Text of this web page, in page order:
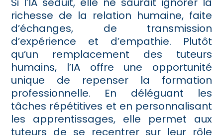
richesse de la relation humaine, faite
d’échanges, de transmission
d’expérience et d’empathie. Plutôt
qu’un remplacement des tuteurs
humains, l’IA offre une opportunité
unique de repenser la formation
professionnelle. En déléguant les
tâches répétitives et en personnalisant
les apprentissages, elle permet aux
tuteurs de se recentrer sur leur rôle